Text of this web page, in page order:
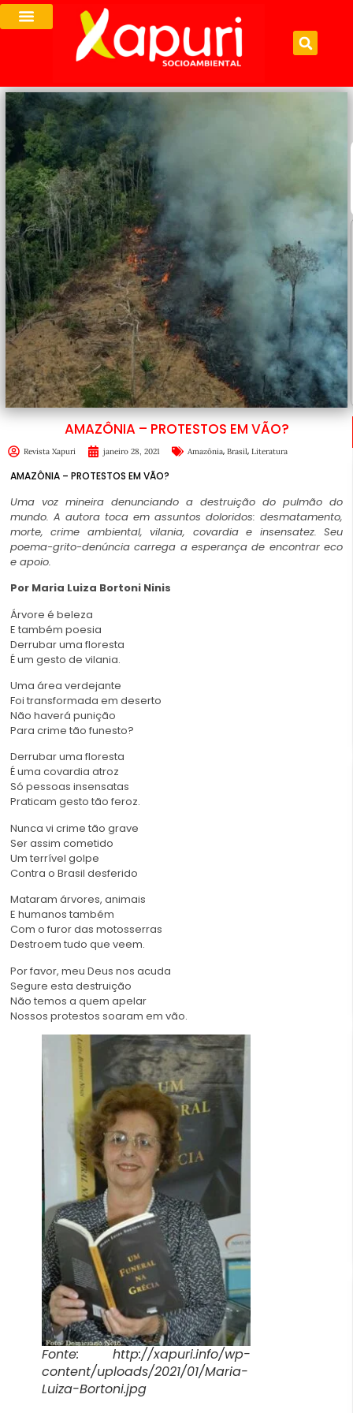
AMAZÔNIA – PROTESTOS EM VÃO?
Revista Xapuri janeiro 28, 2021 Amazônia, Brasil, Literatura
AMAZÔNIA – PROTESTOS EM VÃO?
Uma voz mineira denunciando a destruição do pulmão do
mundo. A autora toca em assuntos doloridos: desmatamento,
morte, crime ambiental, vilania, covardia e insensatez. Seu
poema-grito-denúncia carrega a esperança de encontrar eco
e apoio.
Por Maria Luiza Bortoni Ninis
Árvore é beleza
E também poesia
Derrubar uma floresta
É um gesto de vilania.
Uma área verdejante
Foi transformada em deserto
Não haverá punição
Para crime tão funesto?
Derrubar uma floresta
É uma covardia atroz
Só pessoas insensatas
Praticam gesto tão feroz.
Nunca vi crime tão grave
Ser assim cometido
Um terrível golpe
Contra o Brasil desferido
Mataram árvores, animais
E humanos também
Com o furor das motosserras
Destroem tudo que veem.
Por favor, meu Deus nos acuda
Segure esta destruição
Não temos a quem apelar
Nossos protestos soaram em vão.
Fonte: http://xapuri.info/wp-
content/uploads/2021/01/Maria-
Luiza-Bortoni.jpg